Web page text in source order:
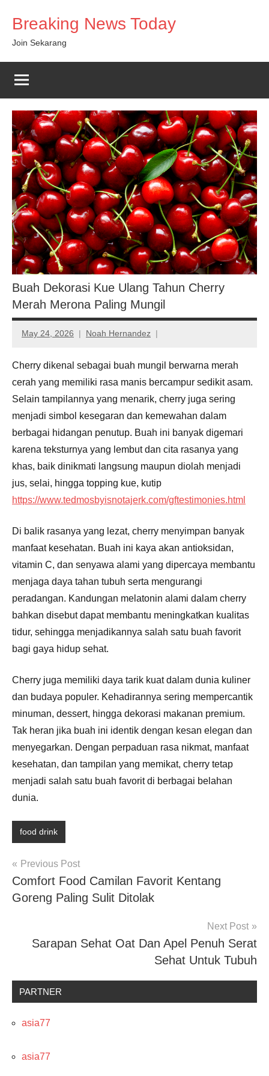
content
Breaking News Today
Join Sekarang
Buah Dekorasi Kue Ulang Tahun Cherry
Merah Merona Paling Mungil
May 24, 2026 Noah Hernandez
Cherry dikenal sebagai buah mungil berwarna merah
cerah yang memiliki rasa manis bercampur sedikit asam.
Selain tampilannya yang menarik, cherry juga sering
menjadi simbol kesegaran dan kemewahan dalam
berbagai hidangan penutup. Buah ini banyak digemari
karena teksturnya yang lembut dan cita rasanya yang
khas, baik dinikmati langsung maupun diolah menjadi
jus, selai, hingga topping kue, kutip
https://www.tedmosbyisnotajerk.com/gftestimonies.html
Di balik rasanya yang lezat, cherry menyimpan banyak
manfaat kesehatan. Buah ini kaya akan antioksidan,
vitamin C, dan senyawa alami yang dipercaya membantu
menjaga daya tahan tubuh serta mengurangi
peradangan. Kandungan melatonin alami dalam cherry
bahkan disebut dapat membantu meningkatkan kualitas
tidur, sehingga menjadikannya salah satu buah favorit
bagi gaya hidup sehat.
Cherry juga memiliki daya tarik kuat dalam dunia kuliner
dan budaya populer. Kehadirannya sering mempercantik
minuman, dessert, hingga dekorasi makanan premium.
Tak heran jika buah ini identik dengan kesan elegan dan
menyegarkan. Dengan perpaduan rasa nikmat, manfaat
kesehatan, dan tampilan yang memikat, cherry tetap
menjadi salah satu buah favorit di berbagai belahan
dunia.
food drink
Post
navigation
Previous Post
Comfort Food Camilan Favorit Kentang
Goreng Paling Sulit Ditolak
Next Post
Sarapan Sehat Oat Dan Apel Penuh Serat
Sehat Untuk Tubuh
PARTNER
asia77
asia77